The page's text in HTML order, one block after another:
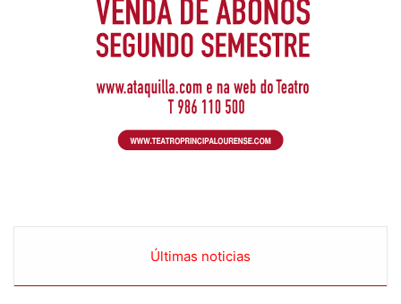
Últimas noticias